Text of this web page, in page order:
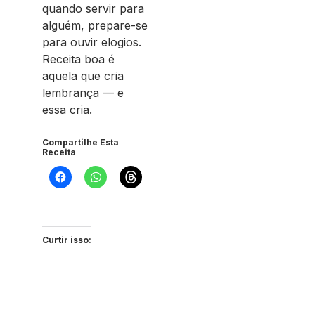
quando servir para
alguém, prepare-se
para ouvir elogios.
Receita boa é
aquela que cria
lembrança — e
essa cria.
Compartilhe Esta
Receita
Curtir isso: